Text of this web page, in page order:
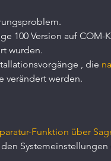
100 Version auf
wurden.
, die
verändert werden.
Funktion über
Systemeinstellungen